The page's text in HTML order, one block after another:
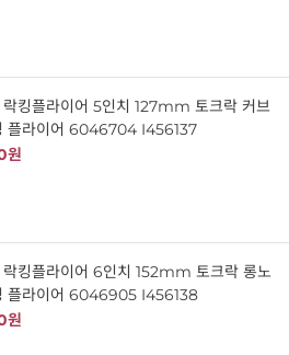
락킹플라이어 5인치 127mm 토크락 커브
플라이어 6046704 I456137
원
락킹플라이어 6인치 152mm 토크락 롱노
플라이어 6046905 I456138
원